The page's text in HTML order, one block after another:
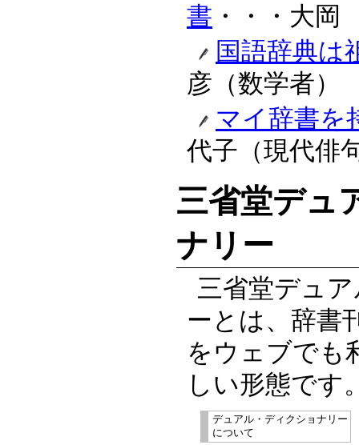
書 ・・・大
国語辞典は
彦（数学者）
マイ辞書を
代子（現代俳
三省堂デュ
ナリー
三省堂デュ
ーとは、辞書
をウェブでも
しい形態です
デュアル・ディクショナリー
について